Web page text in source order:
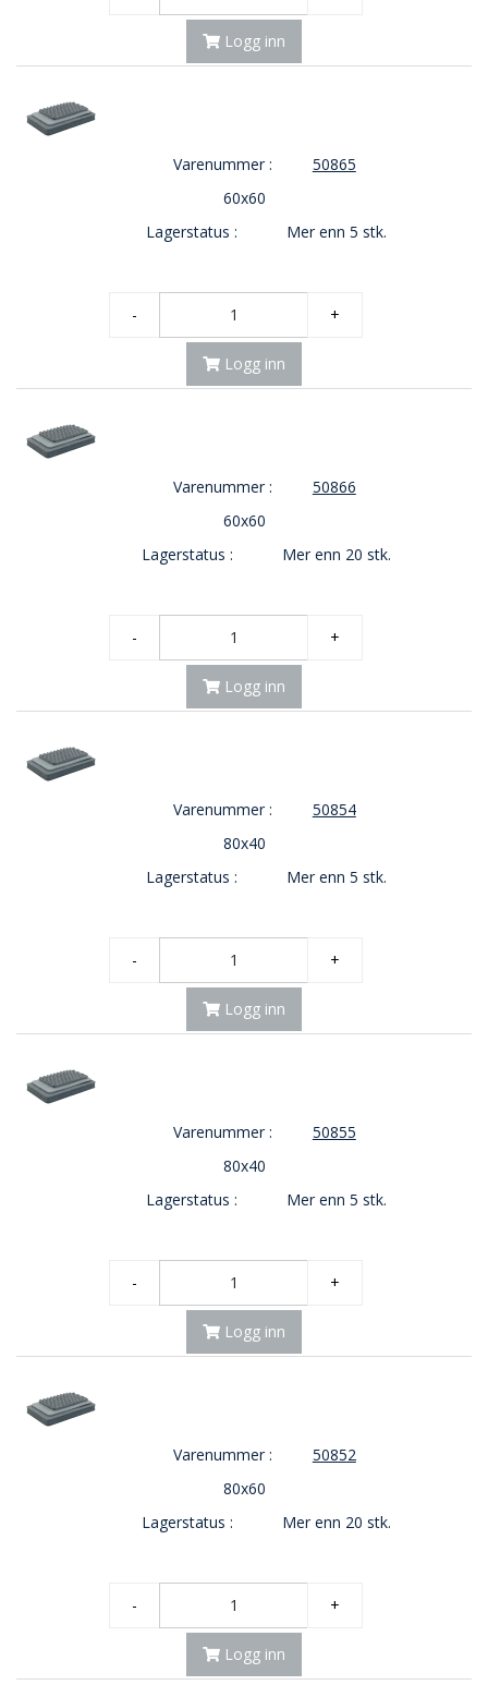
Logg inn
Varenummer :
50865
60x60
Lagerstatus :
Mer enn 5 stk.
- +
Logg inn
Varenummer :
50866
60x60
Lagerstatus :
Mer enn 20 stk.
- +
Logg inn
Varenummer :
50854
80x40
Lagerstatus :
Mer enn 5 stk.
- +
Logg inn
Varenummer :
50855
80x40
Lagerstatus :
Mer enn 5 stk.
- +
Logg inn
Varenummer :
50852
80x60
Lagerstatus :
Mer enn 20 stk.
- +
Logg inn